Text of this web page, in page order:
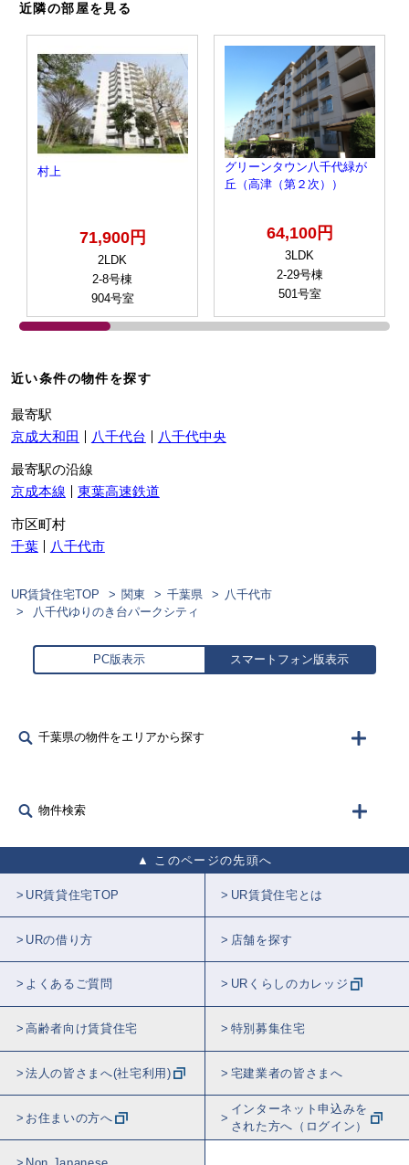
近隣の部屋を見る
村上
71,900円
2LDK
2-8号棟
904号室
グリーンタウン八千代緑が
丘（高津（第２次））
64,100円
3LDK
2-29号棟
501号室
近い条件の物件を探す
最寄駅
京成大和田
八千代台 八千代中央
最寄駅の沿線
京成本線
東葉高速鉄道
市区町村
千葉
八千代市
UR賃貸住宅TOP 関東 千葉県
八千代市
八千代ゆりのき台パークシティ
PC版表示 スマートフォン版表示
千葉県の物件をエリアから探す
物件検索
このページの先頭へ
UR賃貸住宅TOP UR賃貸住宅とは
URの借り方 店舗を探す
よくあるご質問 URくらしのカレッジ
高齢者向け賃貸住宅 特別募集住宅
法人の皆さまへ(社宅利用) 宅建業者の皆さまへ
お住まいの方へ
インターネット申込みを
された方へ（ログイン）